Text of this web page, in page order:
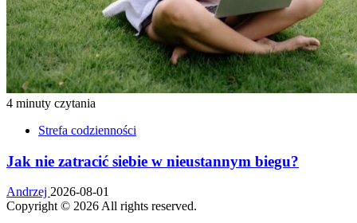
4 minuty czytania
Strefa codzienności
Jak nie zatracić siebie w nieustannym biegu?
Andrzej 2026-08-01
Copyright © 2026 All rights reserved.